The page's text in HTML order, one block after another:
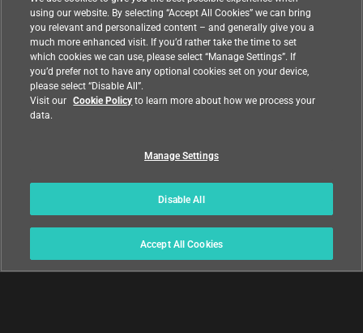
Awards
Executive Leadership Team
Partners
Careers
Support
Contact Us
using our website. By selecting “Accept All Cookies” we can bring
you relevant and personalized content – and generally give you a
much more enhanced visit. If you’d rather take the time to set
which cookies we can use, please select “Manage Settings”. If
you’d prefer not to have any optional cookies set on your device,
please select “Disable All”.
Visit our Cookie Policyto learn more about how we process your
data.
Manage Settings
Disable All
Accept All Cookies